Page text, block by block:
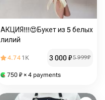
АКЦИЯ!!!😍Букет из 5 белых
лилий
4.74 1K 3 000₽5 999₽
750 ₽ × 4 payments